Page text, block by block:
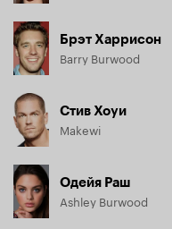
Брэт Харрисон
Barry Burwood
Стив Хоуи
Makewi
Одейя Раш
Ashley Burwood